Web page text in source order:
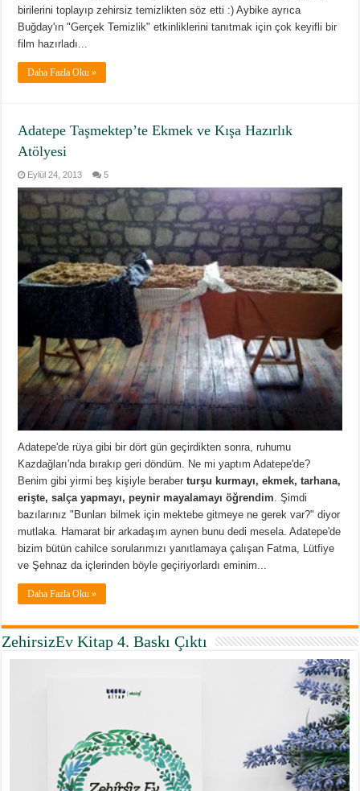
birilerini toplayıp zehirsiz temizlikten söz etti :) Aybike ayrıca
Buğday'ın "Gerçek Temizlik" etkinliklerini tanıtmak için çok keyifli bir
film hazırladı...
Daha Fazla Oku »
Adatepe Taşmektep’te Ekmek ve Kışa Hazırlık
Atölyesi
Eylül 24, 2013 5
Adatepe'de rüya gibi bir dört gün geçirdikten sonra, ruhumu
Kazdağları'nda bırakıp geri döndüm. Ne mi yaptım Adatepe'de?
Benim gibi yirmi beş kişiyle beraber turşu kurmayı, ekmek, tarhana,
erişte, salça yapmayı, peynir mayalamayı öğrendim. Şimdi
bazılarınız "Bunları bilmek için mektebe gitmeye ne gerek var?" diyor
mutlaka. Hamarat bir arkadaşım aynen bunu dedi mesela. Adatepe'de
bizim bütün cahilce sorularımızı yanıtlamaya çalışan Fatma, Lütfiye
ve Şehnaz da içlerinden böyle geçiriyorlardı eminim...
Daha Fazla Oku »
ZehirsizEv Kitap 4. Baskı Çıktı